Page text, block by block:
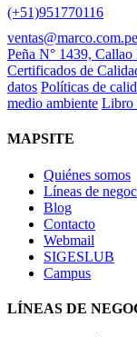
(+51)951770116
ventas@marco.com.pe
Peña N° 1439,
Certificados de
datos Políticas de
medio ambiente Libro
MAPSITE
Quiénes somos
Líneas de
Blog
Contacto
Webmail
SIGESLUB
Campus
LÍNEAS DE